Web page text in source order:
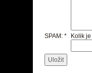
SPAM: * Kolik